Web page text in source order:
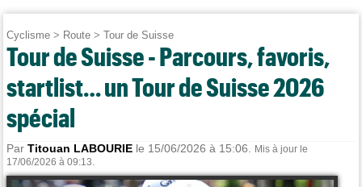
Cyclisme > Route >Tour de Suisse
Tour de Suisse - Parcours, favoris,
startlist… un Tour de Suisse 2026
spécial
ParTitouan LABOURIE le 15/06/2026 à 15:06.
Mis à jour le
17/06/2026 à 09:13.